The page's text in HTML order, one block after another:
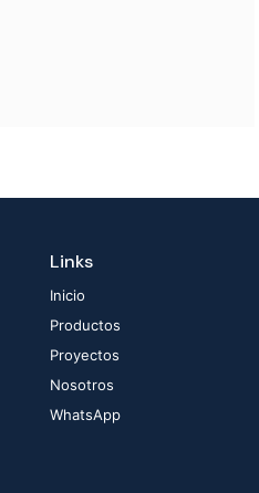
Links
Inicio
Productos
Proyectos
Nosotros
WhatsApp